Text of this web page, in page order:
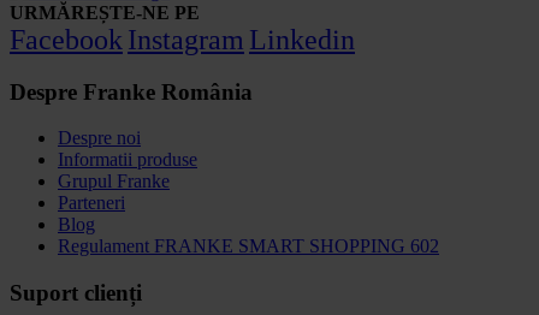
URMĂREȘTE-NE PE
Facebook Instagram Linkedin
Despre Franke România
Despre noi
Informatii produse
Grupul Franke
Parteneri
Blog
Regulament FRANKE SMART SHOPPING 602
Suport clienți